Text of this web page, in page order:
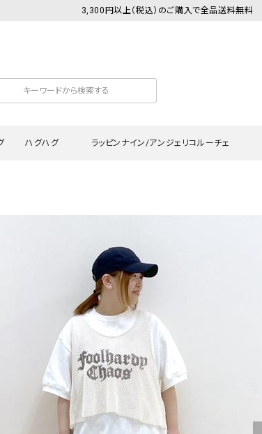
3,300円以上（税込）のご購入で全品送料無料
ハグハグ
ロング・マキシ丈
その他スカート
ラッピンナイン/アンジェリコルーチェ
タンクトップ・キャミソール
デニムパンツ
その他のパンツ